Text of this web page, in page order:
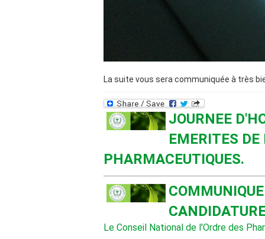
La suite vous sera communiquée à très
JOURNEE
EMERITES DE
PHARMACEUTIQUES.
Le Conseil National de l'Ordre des